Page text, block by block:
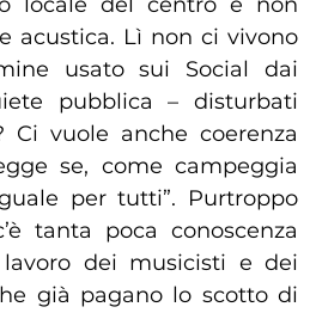
acustica. Lì non ci vivono
usato sui Social dai
pubblica – disturbati
Ci vuole anche coerenza
se, come campeggia
per tutti”. Purtroppo
tanta poca conoscenza
dei musicisti e dei
già pagano lo scotto di